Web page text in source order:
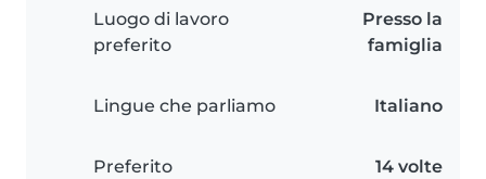
Luogo di lavoro
preferito
Presso la
famiglia
Lingue che parliamo Italiano
Preferito 14 volte